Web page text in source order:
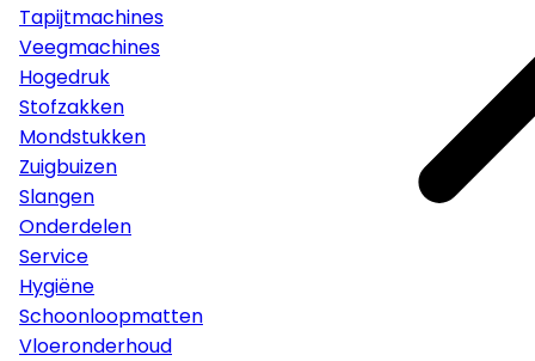
Tapijtmachines
Veegmachines
Hogedruk
Stofzakken
Mondstukken
Zuigbuizen
Slangen
Onderdelen
Service
Hygiëne
Schoonloopmatten
Vloeronderhoud